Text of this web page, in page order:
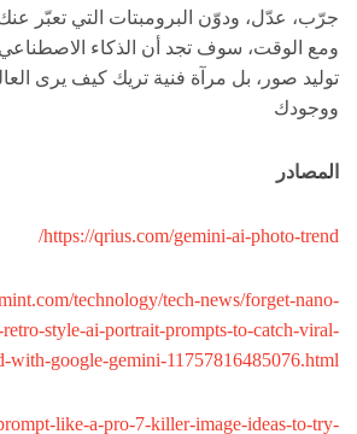
جرّب، عدّل، ودوّن البرومبتات التي تعبّر
ومع الوقت، سوف تجد أن الذكاء الاصطناعي
توليد صور، بل مرآة فنية تريك كيف يرى
ووجودك
المصادر
https://qrius.com/gemini-ai-photo-trend/
technology/tech-news/forget-nano-
style-ai-portrait-prompts-to-catch-viral-
with-google-gemini-11757816485076.html
like-a-pro-7-killer-image-ideas-to-try-